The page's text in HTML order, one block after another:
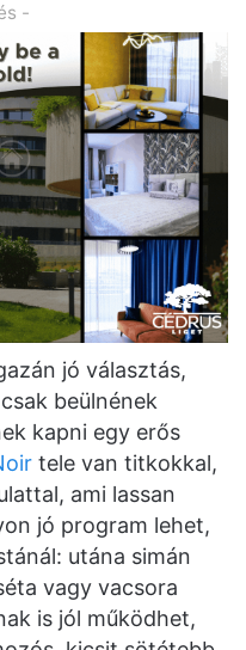
-
jó választás,
beülnének
kapni egy erős
tele van titkokkal,
ami lassan
jó program lehet,
utána simán
vagy vacsora
is jól működhet,